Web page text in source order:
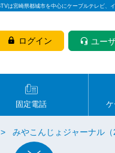
は宮崎県都城市を中心にケーブルテレビ、
ログイン ユー
固定電話
みやこんじょジャーナル（